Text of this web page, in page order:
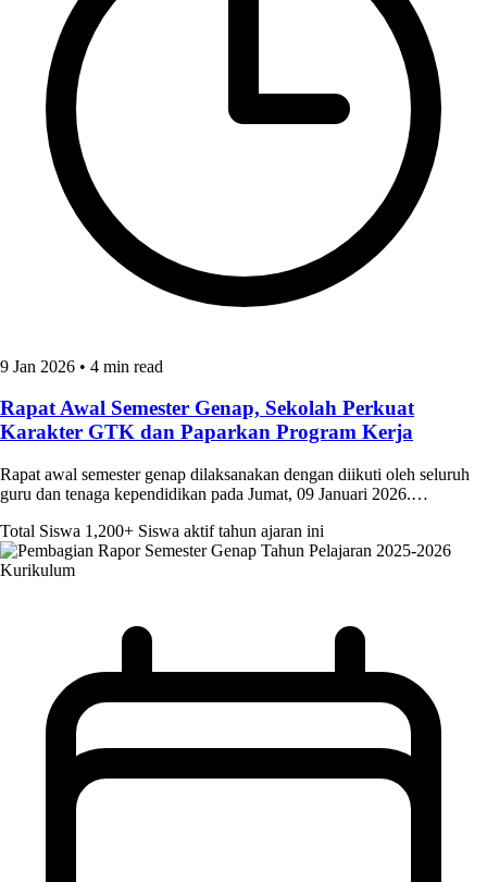
9 Jan 2026 • 4 min read
Rapat Awal Semester Genap, Sekolah Perkuat
Karakter GTK dan Paparkan Program Kerja
Rapat awal semester genap dilaksanakan dengan diikuti oleh seluruh
guru dan tenaga kependidikan pada Jumat, 09 Januari 2026.…
Total Siswa 1,200+ Siswa aktif tahun ajaran ini
Kurikulum